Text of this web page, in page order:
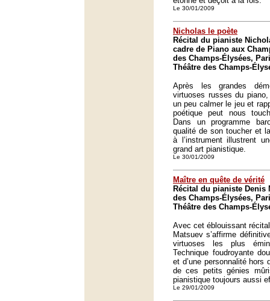
Le 30/01/2009
Nicholas le poète
Récital du pianiste
cadre de Piano aux
des Champs-Élysées,
Théâtre des Champs-
Après les grandes
virtuoses russes du
un peu calmer le jeu et
poétique peut nous
Dans un programme
qualité de son toucher et
à l’instrument illustrent
grand art pianistique.
Le 30/01/2009
Maître en quête de vérité
Récital du pianiste Denis
des Champs-Élysées,
Théâtre des Champs-
Avec cet éblouissant
Matsuev s’affirme
virtuoses les plus
Technique foudroyante
et d’une personnalité hors
de ces petits génies
pianistique toujours aussi
Le 29/01/2009